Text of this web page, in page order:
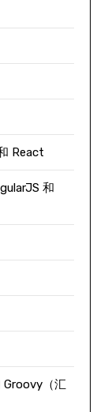
React
和
（汇